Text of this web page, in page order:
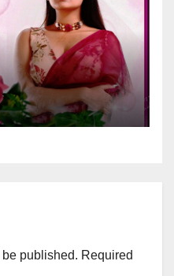
published. Required